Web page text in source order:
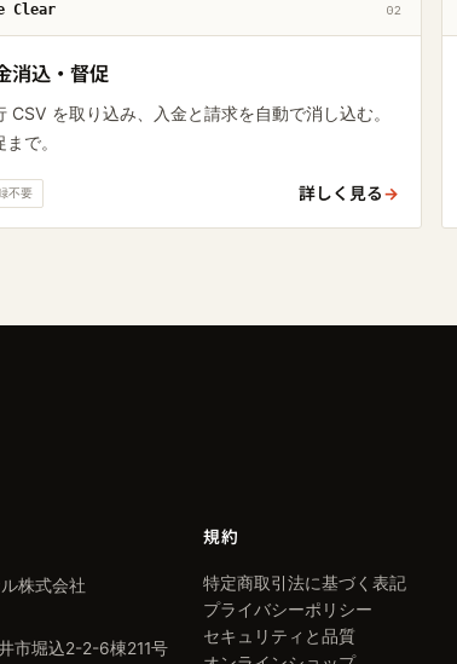
Clear 02
消込・督促
CSV を取り込み、入金と請求を自動で消し込む。
で。
不要 詳しく見る→
株式会社
市堀込2-2-6棟211号
規約
特定商取引法に基づく表記
プライバシーポリシー
セキュリティと品質